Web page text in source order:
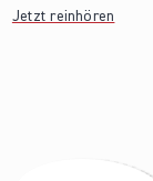
Jetzt reinhören